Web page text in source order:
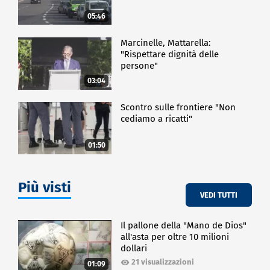
investire, di potersi rinnovare e di creare quella
sostenibilità necessaria per portare avanti la filiera".
ECONOMIA
05:46
03:04
Marcinelle, Mattarella:
"Rispettare dignità delle
persone"
01:50
Scontro sulle frontiere "Non
cediamo a ricatti"
Più visti VEDI TUTTI
01:09
Il pallone della "Mano de Dios"
all'asta per oltre 10 milioni
dollari
21 visualizzazioni